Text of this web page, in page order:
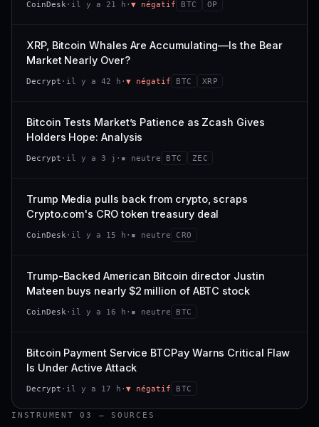
−0,1 % +0,1 %
−0,1 % #29
CONFIANCE
477 M$ 1 464 $
+0,6 % −3,6 %
−94,7 % #102
CONFIANCE
CoinDesk · il y a 21 h · ▼ négatif BTC OP
XRP, Bitcoin Whales Are Accumulating—Is the Bear
Market Nearly Over?
Decrypt · il y a 42 h · ▼ négatif BTC XRP
Bitcoin Tests Market’s Patience as Zcash Gives
Holders Hope: Analysis
Decrypt · il y a 3 j · ▪ neutre BTC ZEC
Trump Media pulls back from crypto, scraps
Crypto.com's CRO token treasury deal
CoinDesk · il y a 15 h · ▪ neutre CRO
Trump-Backed American Bitcoin director Justin
Mateen buys nearly $2 million of ABTC stock
CoinDesk · il y a 16 h · ▪ neutre BTC
Bitcoin Payment Service BTCPay Warns Critical Flaw
Is Under Active Attack
Decrypt · il y a 17 h · ▼ négatif BTC
INSTRUMENT 03 — SOURCES